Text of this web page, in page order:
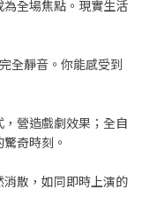
全場焦點。現實生活
全靜音。你能感受到
營造戲劇效果；全自
奇時刻。
散，如同即時上演的